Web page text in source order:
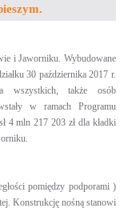
i Jaworniku. Wybudowane
30 października 2017 r.
wszystkich, także osób
w ramach Programu
4 mln 217 203 zł dla kładki
pomiędzy podporami )
Konstrukcję nośną stanowi